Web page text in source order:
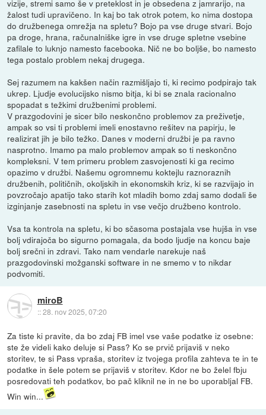
vizije, stremi samo še v preteklost in je obsedena z jamrarijo, na
žalost tudi upravičeno. In kaj bo tak otrok potem, ko nima dostopa
do družbenega omrežja na spletu? Bojo pa vse druge stvari. Bojo
pa droge, hrana, računalniške igre in vse druge spletne vsebine
zafilale to luknjo namesto facebooka. Nič ne bo boljše, bo namesto
tega postalo problem nekaj drugega.
Sej razumem na kakšen način razmišljajo ti, ki recimo podpirajo tak
ukrep. Ljudje evolucijsko nismo bitja, ki bi se znala racionalno
spopadat s težkimi družbenimi problemi.
V prazgodovini je sicer bilo neskončno problemov za preživetje,
ampak so vsi ti problemi imeli enostavno rešitev na papirju, le
realizirat jih je bilo težko. Danes v moderni družbi je pa ravno
nasprotno. Imamo pa malo problemov ampak so ti neskončno
kompleksni. V tem primeru problem zasvojenosti ki ga recimo
opazimo v družbi. Našemu ogromnemu koktejlu raznoraznih
družbenih, političnih, okoljskih in ekonomskih kriz, ki se razvijajo in
povzročajo apatijo tako starih kot mladih bomo zdaj samo dodali še
izginjanje zasebnosti na spletu in vse večjo družbeno kontrolo.
Vsa ta kontrola na spletu, ki bo sčasoma postajala vse hujša in vse
bolj vdirajoča bo sigurno pomagala, da bodo ljudje na koncu baje
bolj srečni in zdravi. Tako nam vendarle narekuje naš
prazgodovinski možganski software in ne smemo v to nikdar
podvomiti.
miroB
::28. nov 2025, 07:20
Za tiste ki pravite, da bo zdaj FB imel vse vaše podatke iz osebne:
ste že videli kako deluje si Pass? Ko se prvič prijaviš v neko
storitev, te si Pass vpraša, storitev iz tvojega profila zahteva te in te
podatke in šele potem se prijaviš v storitev. Kdor ne bo želel fbju
posredovati teh podatkov, bo pač kliknil ne in ne bo uporabljal FB.
Win win...